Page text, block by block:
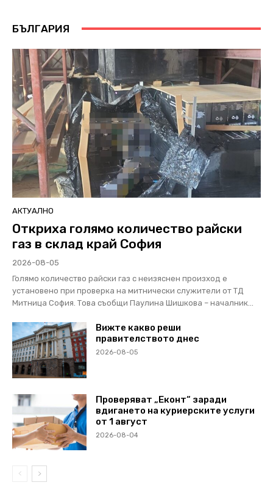
БЪЛГАРИЯ
АКТУАЛНО
Откриха голямо количество райски
газ в склад край София
2026-08-05
Голямо количество райски газ с неизяснен произход е
установено при проверка на митнически служители от ТД
Митница София. Това съобщи Паулина Шишкова – началник...
Вижте какво реши
правителството днес
2026-08-05
Проверяват „Еконт“ заради
вдигането на куриерските услуги
от 1 август
2026-08-04